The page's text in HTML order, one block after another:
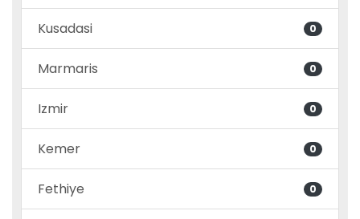
Kusadasi 0
Marmaris 0
Izmir 0
Kemer 0
Fethiye 0